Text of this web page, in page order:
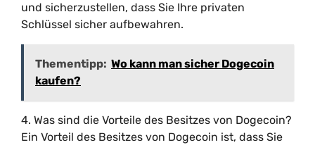
und sicherzustellen, dass Sie Ihre privaten
Schlüssel sicher aufbewahren.
Thementipp: Wo kann man sicher Dogecoin
kaufen?
4. Was sind die Vorteile des Besitzes von Dogecoin?
Ein Vorteil des Besitzes von Dogecoin ist, dass Sie